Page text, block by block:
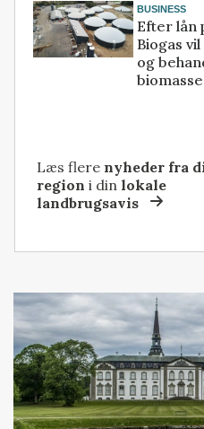
BUSINESS
Efter lån
Biogas
og
biomasse
Læs flere nyheder fra
region i dinlokale
landbrugsavis